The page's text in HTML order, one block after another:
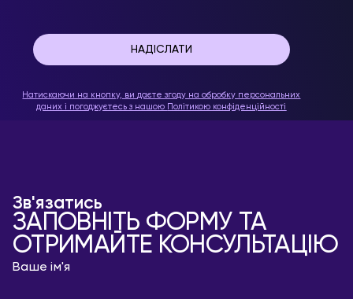
Натискаючи на кнопку, ви даєте згоду на обробку персональних
даних і погоджуєтесь з нашою Політикою конфіденційності
Зв'язатись
ЗАПОВНІТЬ ФОРМУ ТА
ОТРИМАЙТЕ КОНСУЛЬТАЦІЮ